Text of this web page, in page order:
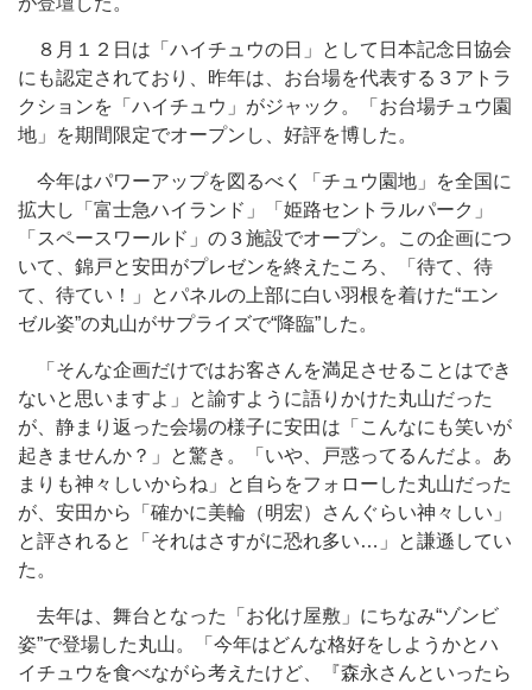
８月１２日は「ハイチュウの日」として日本記念日協会
にも認定されており、昨年は、お台場を代表する３アトラ
クションを「ハイチュウ」がジャック。「お台場チュウ園
地」を期間限定でオープンし、好評を博した。
今年はパワーアップを図るべく「チュウ園地」を全国に
拡大し「富士急ハイランド」「姫路セントラルパーク」
「スペースワールド」の３施設でオープン。この企画につ
いて、錦戸と安田がプレゼンを終えたころ、「待て、待
て、待てい！」とパネルの上部に白い羽根を着けた“エン
ゼル姿”の丸山がサプライズで“降臨”した。
「そんな企画だけではお客さんを満足させることはでき
ないと思いますよ」と諭すように語りかけた丸山だった
が、静まり返った会場の様子に安田は「こんなにも笑いが
起きませんか？」と驚き。「いや、戸惑ってるんだよ。あ
まりも神々しいからね」と自らをフォローした丸山だった
が、安田から「確かに美輪（明宏）さんぐらい神々しい」
と評されると「それはさすがに恐れ多い…」と謙遜してい
た。
去年は、舞台となった「お化け屋敷」にちなみ“ゾンビ
姿”で登場した丸山。「今年はどんな格好をしようかとハ
イチュウを食べながら考えたけど、『森永さんといったら